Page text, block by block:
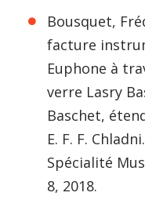
Bousquet,
facture
Euphone à
verre Lasry
Baschet,
E. F. F.
Spécialité
8, 2018.